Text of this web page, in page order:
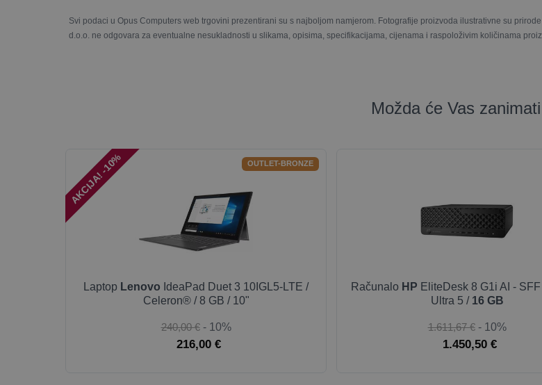
Svi podaci u Opus Computers web trgovini prezentirani su s najboljom namjerom. Fotografije proizvoda ilustrativne su
d.o.o. ne odgovara za eventualne nesukladnosti u slikama, opisima, specifikacijama, cijenama i raspoloživim količinama
Možda će Vas
AKCIJA! -10% OUTLET-BRONZE
Laptop Lenovo IdeaPad Duet 3 10IGL5-LTE /
Celeron® / 8 GB / 10"
240,00 € - 10%
216,00 €
Računalo HP EliteDesk 8 G1i AI -
Ultra 5 / 16 GB
1.611,67 € - 10%
1.450,50 €